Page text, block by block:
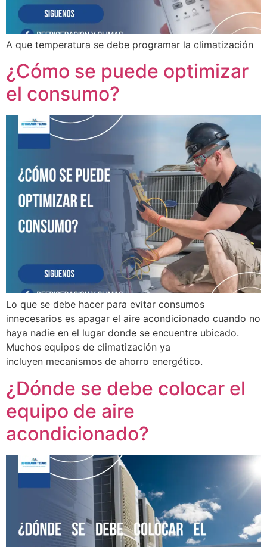
A que temperatura se debe programar la climatización
¿Cómo se puede optimizar
el consumo?
Lo que se debe hacer para evitar consumos
innecesarios es apagar el aire acondicionado cuando no
haya nadie en el lugar donde se encuentre ubicado.
Muchos equipos de climatización ya
incluyen mecanismos de ahorro energético.
¿Dónde se debe colocar el
equipo de aire
acondicionado?